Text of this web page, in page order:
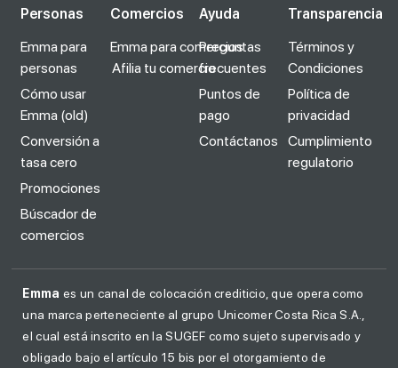
Personas
Emma para
personas
Cómo usar
Emma (old)
Conversión a
tasa cero
Promociones
Búscador de
comercios
Comercios
Emma para comercios
Afilia tu comercio
Ayuda
Preguntas
frecuentes
Puntos de
pago
Contáctanos
Transparencia
Términos y
Condiciones
Política de
privacidad
Cumplimiento
regulatorio
Emma es un canal de colocación crediticio, que opera como
una marca perteneciente al grupo Unicomer Costa Rica S.A.,
el cual está inscrito en la SUGEF como sujeto supervisado y
obligado bajo el artículo 15 bis por el otorgamiento de